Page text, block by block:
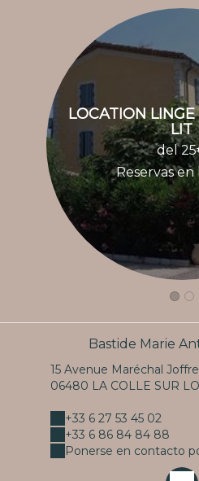
LOCATION
LIT
del
Reservas en
Bastide Marie
15 Avenue Maréchal
06480 LA COLLE SUR
+33 6 27 53 45 02
+33 6 86 84 84 88
Ponerse en contacto